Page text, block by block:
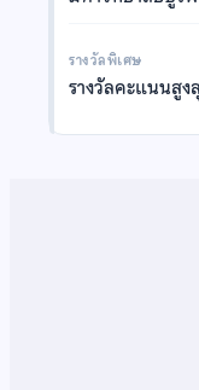
รางวัลพิเศษ
รางวัลคะแนนสู